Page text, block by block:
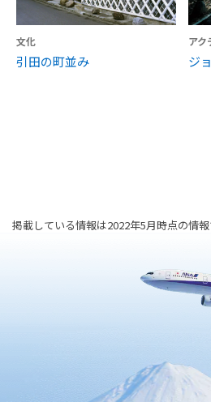
文化
引田の町並み
アク
ジ
掲載している情報は2022年5月時点の情報